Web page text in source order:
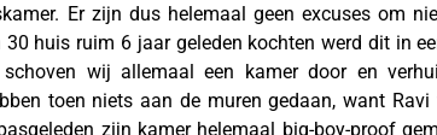
Er zijn dus helemaal geen excuses om
huis ruim 6 jaar geleden kochten werd dit in
wij allemaal een kamer door en
toen niets aan de muren gedaan, want
zijn kamer helemaal big-boy-proof